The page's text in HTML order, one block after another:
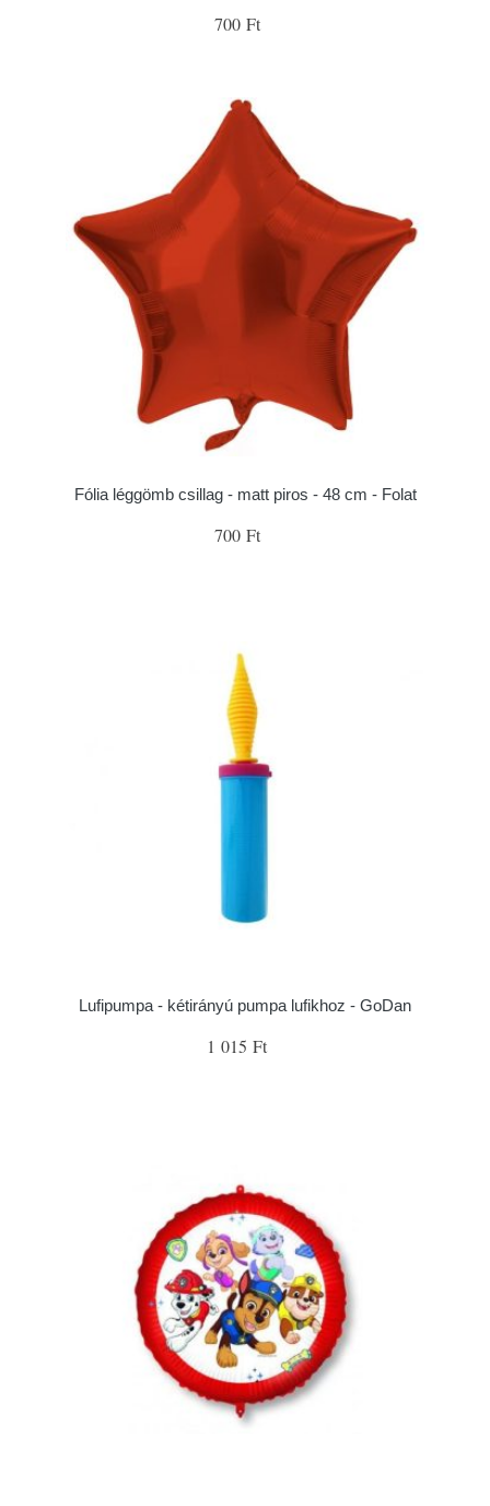
700 Ft
Fólia léggömb csillag - matt piros - 48 cm - Folat
700 Ft
Lufipumpa - kétirányú pumpa lufikhoz - GoDan
1 015 Ft